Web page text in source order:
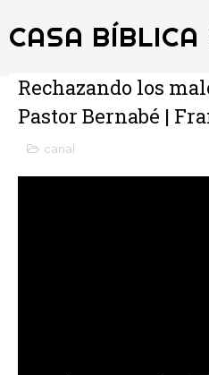
CASA BÍBLICA
Rechazando los
Pastor Bernabé |
canal